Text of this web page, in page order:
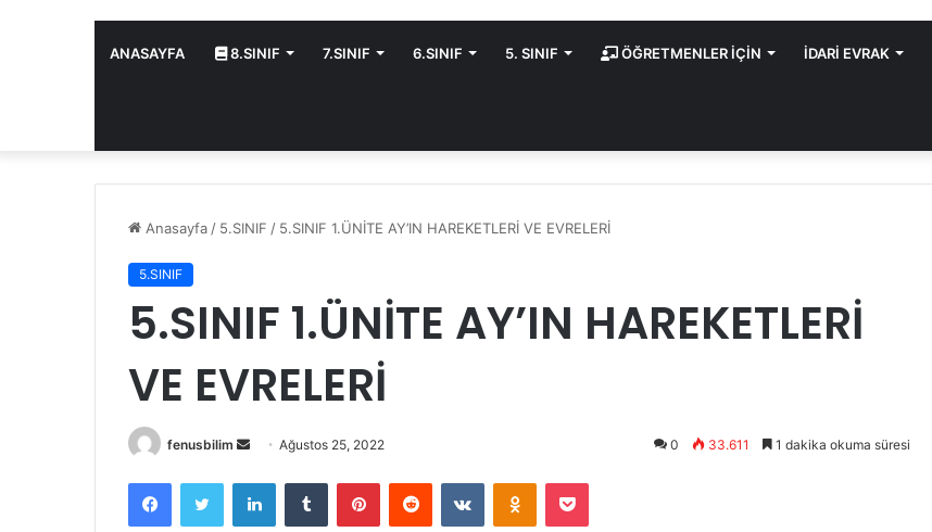
ANASAYFA 8.SINIF 7.SINIF 6.SINIF 5. SINIF ÖĞRETMENLER İÇİN İDARİ EVRAK
Anasayfa / 5.SINIF / 5.SINIF 1.ÜNİTE AY’IN HAREKETLERİ VE EVRELERİ
5.SINIF
5.SINIF 1.ÜNİTE AY’IN HAREKETLERİ
VE EVRELERİ
fenusbilim
Bir
posta
göndermek
Ağustos 25, 2022 0 33.611 1 dakika okuma süresi
FacebookTwitter LinkedInTumblr PinterestReddit VKontakteOdnoklassniki
Pocket